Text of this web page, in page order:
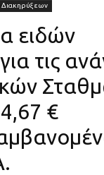
ειδών
τις
€